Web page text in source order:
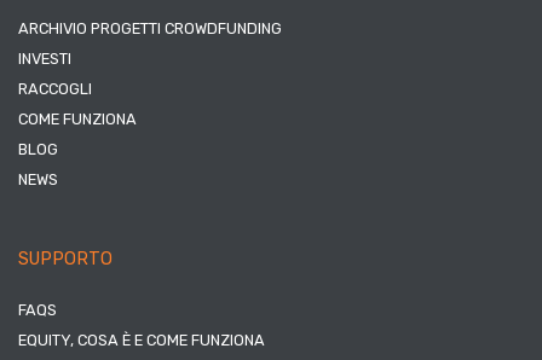
ARCHIVIO PROGETTI CROWDFUNDING
INVESTI
RACCOGLI
COME FUNZIONA
BLOG
NEWS
SUPPORTO
FAQS
EQUITY, COSA È E COME FUNZIONA